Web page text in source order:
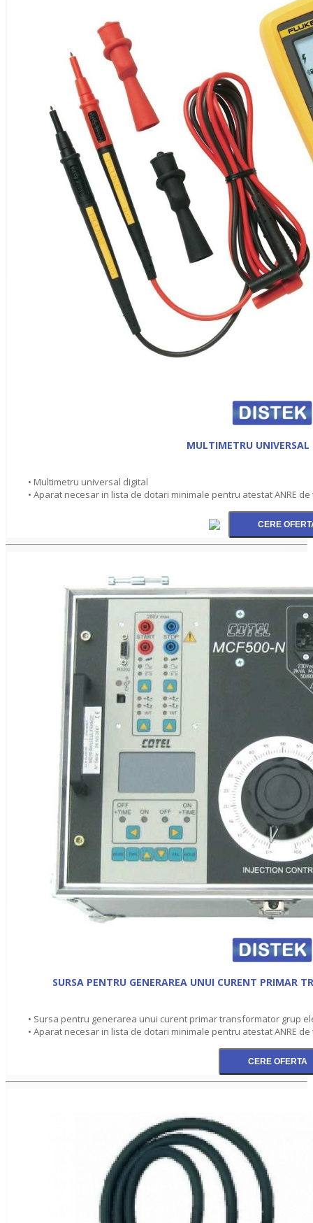
MULTIMETRU
• Multimetru universal digital
• Aparat necesar in lista de dotari minimale pentru atestat ANRE de
SURSA PENTRU GENERAREA UNUI CURENT PRIMAR
• Sursa pentru generarea unui curent primar transformator grup
• Aparat necesar in lista de dotari minimale pentru atestat ANRE de